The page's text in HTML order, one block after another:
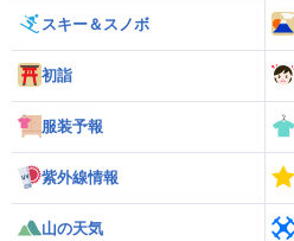
スキー＆スノボ
初詣
服装予報
紫外線情報
山の天気